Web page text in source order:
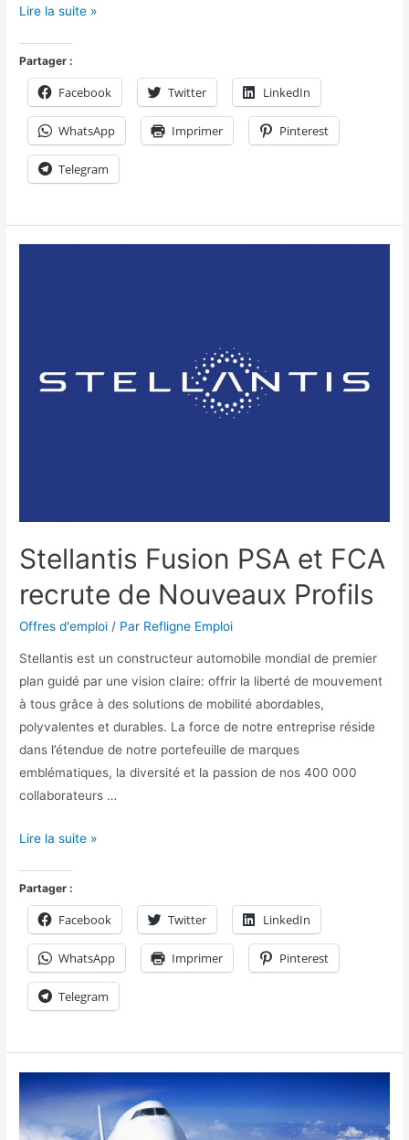
Lire la suite »
Partager :
Facebook Twitter LinkedIn
WhatsApp Imprimer Pinterest
Telegram
Stellantis Fusion PSA et FCA
recrute de Nouveaux Profils
Offres d'emploi / Par Refligne Emploi
Stellantis est un constructeur automobile mondial de premier
plan guidé par une vision claire: offrir la liberté de mouvement
à tous grâce à des solutions de mobilité abordables,
polyvalentes et durables. La force de notre entreprise réside
dans l’étendue de notre portefeuille de marques
emblématiques, la diversité et la passion de nos 400 000
collaborateurs …
Lire la suite »
Partager :
Facebook Twitter LinkedIn
WhatsApp Imprimer Pinterest
Telegram